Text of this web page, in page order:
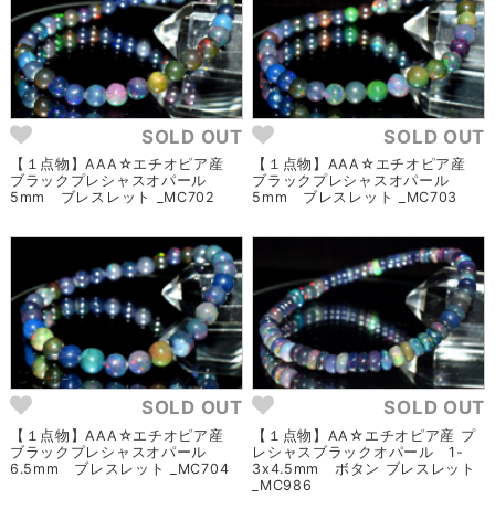
SOLD OUT
【１点物】AAA☆エチオピア産
ブラックプレシャスオパール
5mm ブレスレット _MC702
SOLD OUT
【１点物】AAA☆エチオピア産
ブラックプレシャスオパール
5mm ブレスレット _MC703
SOLD OUT
【１点物】AAA☆エチオピア産
ブラックプレシャスオパール
6.5mm ブレスレット _MC704
SOLD OUT
【１点物】AA☆エチオピア産 プ
レシャスブラックオパール 1-
3x4.5mm ボタン ブレスレット
_MC986